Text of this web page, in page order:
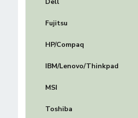
Fujitsu
HP/Compaq
IBM/Lenovo/Thinkpad
MSI
Toshiba